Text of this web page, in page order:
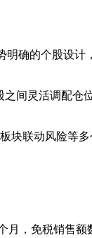
明确的个股设计
间灵活调配仓
块联动风险等多
月，免税销售额